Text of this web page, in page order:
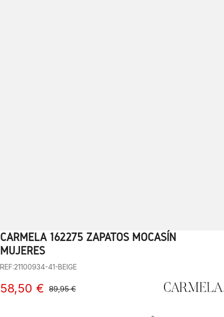
1 2 3 4 5 6 7 8 9
CARMELA 162275 ZAPATOS MOCASÍN
MUJERES
REF:21100934-41-BEIGE
58,50 € 89,95 €